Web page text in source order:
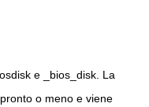
e _bios_disk. La
o meno e viene